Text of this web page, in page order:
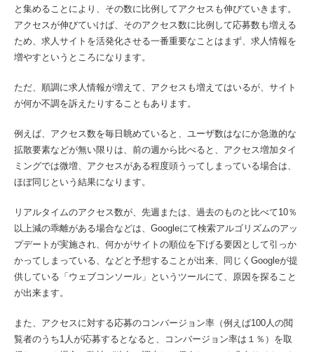
と集めることにより、その数に比例してアクセスも伸びていきます。
アクセスが伸びていけば、そのアクセス数に比例して応募数も増える
ため、求人サイトを活発化させる一番重要なことはまず、求人情報を
増やすというところになります。
ただ、順調に求人情報が増えて、アクセスも増えてはいるが、サイト
が何か不調を訴えたりすることもあります。
例えば、アクセス数を毎日眺めていると、ユーザ数はなにか急激的な
拡散要素などが無い限りは、前の週から比べると、アクセス増加タイ
ミングでは微増、アクセスがある程度頭うってしまっている場合は、
ほぼ同じという結果になります。
リアルタイムのアクセス数が、先週または、過去のものと比べて10％
以上減の乖離がある場合などは、Googleにて検索アルゴリズムのアッ
プデートが実施され、何かがサイトの順位を下げる要因として引っか
かってしまっている、などと予想することが出来、同じくGoogleが提
供している「ウェブコンソール」というツールにて、原因を探ること
が出来ます。
また、アクセスに対する応募のコンバージョン率（例えば100人の閲
覧者のうち1人が応募するとなると、コンバージョン率は１％）を取